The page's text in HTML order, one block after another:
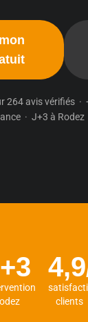
264 avis vérifiés ·
· J+3 à Rodez
clients